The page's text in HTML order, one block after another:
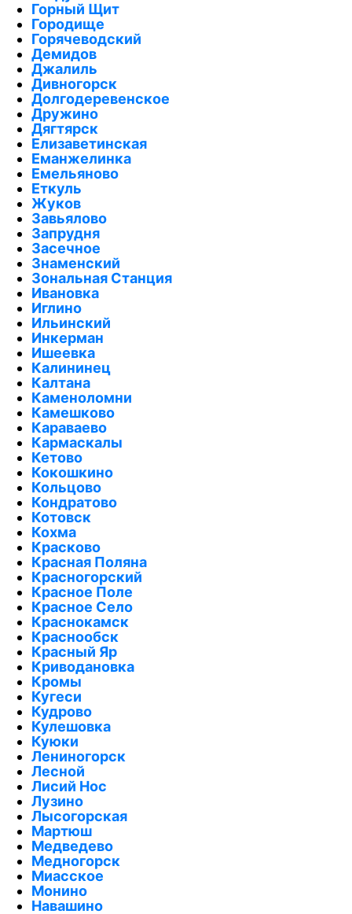
Горный Щит
Городище
Горячеводский
Демидов
Джалиль
Дивногорск
Долгодеревенское
Дружино
Дягтярск
Елизаветинская
Еманжелинка
Емельяново
Еткуль
Жуков
Завьялово
Запрудня
Засечное
Знаменский
Зональная Станция
Ивановка
Иглино
Ильинский
Инкерман
Ишеевка
Калининец
Калтана
Каменоломни
Камешково
Караваево
Кармаскалы
Кетово
Кокошкино
Кольцово
Кондратово
Котовск
Кохма
Красково
Красная Поляна
Красногорский
Красное Поле
Красное Село
Краснокамск
Краснообск
Красный Яр
Криводановка
Кромы
Кугеси
Кудрово
Кулешовка
Куюки
Лениногорск
Лесной
Лисий Нос
Лузино
Лысогорская
Мартюш
Медведево
Медногорск
Миасское
Монино
Навашино